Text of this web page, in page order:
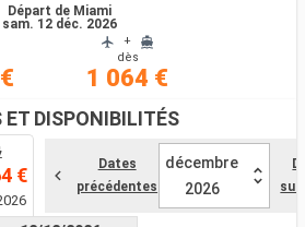
Départ de Miami
sam. 12 déc. 2026
+
dès
1 064 €
ET DISPONIBILITÉS
€
Dates
précédentes
décembre
2026
Compagnies
Rechercher